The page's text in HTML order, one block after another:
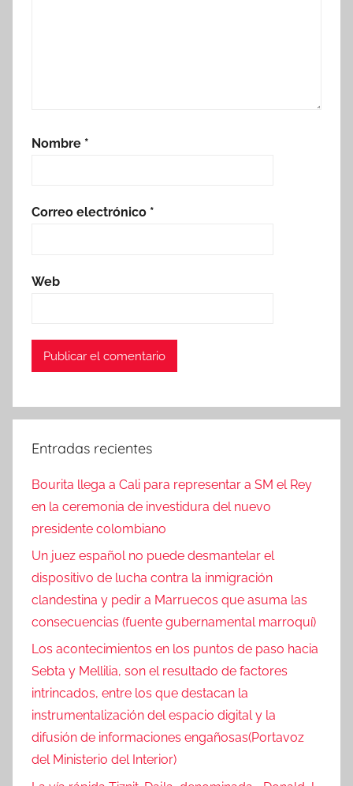
Nombre *
Correo electrónico *
Web
Entradas recientes
Bourita llega a Cali para representar a SM el Rey
en la ceremonia de investidura del nuevo
presidente colombiano
Un juez español no puede desmantelar el
dispositivo de lucha contra la inmigración
clandestina y pedir a Marruecos que asuma las
consecuencias (fuente gubernamental marroquí)
Los acontecimientos en los puntos de paso hacia
Sebta y Mellilia, son el resultado de factores
intrincados, entre los que destacan la
instrumentalización del espacio digital y la
difusión de informaciones engañosas(Portavoz
del Ministerio del Interior)